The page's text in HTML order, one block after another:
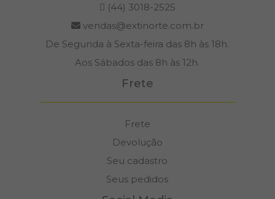
(44) 3018-2525
vendas@extinorte.com.br
De Segunda à Sexta-feira das 8h às 18h.
Aos Sábados das 8h às 12h.
Frete
Frete
Devolução
Seu cadastro
Seus pedidos